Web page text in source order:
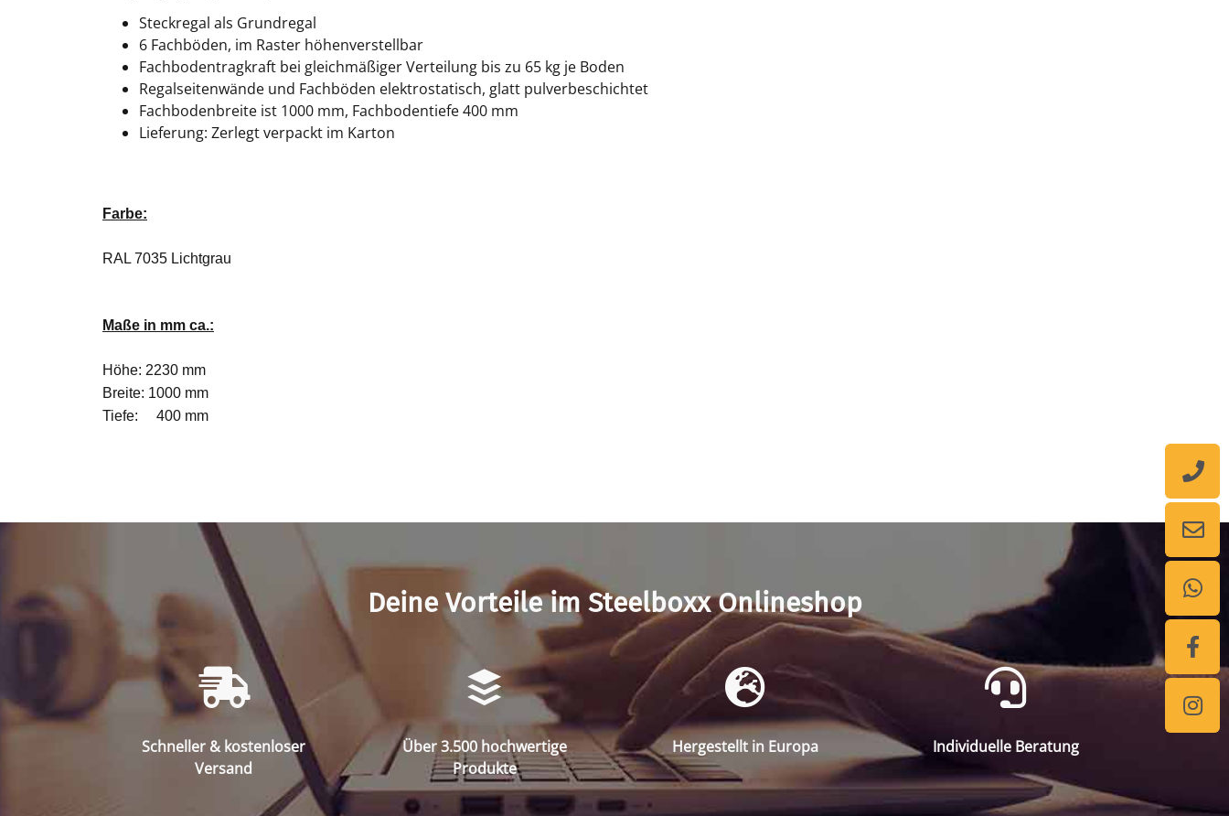
Steckregal als Grundregal
6 Fachböden, im Raster höhenverstellbar
Fachbodentragkraft bei gleichmäßiger Verteilung bis zu 65 kg je Boden
Regalseitenwände und Fachböden elektrostatisch, glatt pulverbeschichtet
Fachbodenbreite ist 1000 mm, Fachbodentiefe 400 mm
Lieferung: Zerlegt verpackt im Karton
Farbe:
RAL 7035 Lichtgrau
Maße in mm ca.:
Höhe: 2230 mm
Breite: 1000 mm
Tiefe: 400 mm
Deine Vorteile im Steelboxx Onlineshop
Schneller & kostenloser
Versand
Über 3.500 hochwertige
Produkte
Hergestellt in Europa Individuelle Beratung